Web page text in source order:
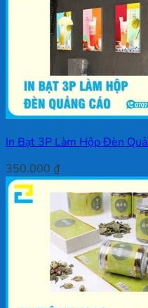
In Bạt 3P Làm Hộp Đèn
350.000 ₫